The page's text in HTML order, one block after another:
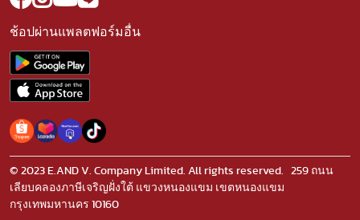
ช้อปผ่านแพลตฟอร์มอื่น
© 2023 E.AND V. Company Limited. All rights reserved. 259 ถนน
เลียบคลองภาษีเจริญฝั่งใต้ แขวงหนองแขม เขตหนองแขม
กรุงเทพมหานคร 10160